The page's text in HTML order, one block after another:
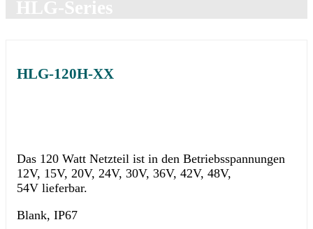
HLG-120H-XX
Das 120 Watt Netzteil ist in den Betriebsspannungen
12V, 15V, 20V, 24V, 30V, 36V, 42V, 48V,
54V lieferbar.
Blank, IP67